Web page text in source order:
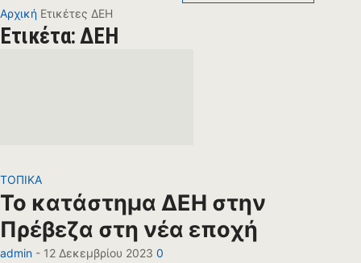
Αρχική Ετικέτες ΔΕΗ
Ετικέτα: ΔΕΗ
ΤΟΠΙΚΑ
Το κατάστημα ΔΕΗ στην
Πρέβεζα στη νέα εποχή
admin - 12 Δεκεμβρίου 2023 0